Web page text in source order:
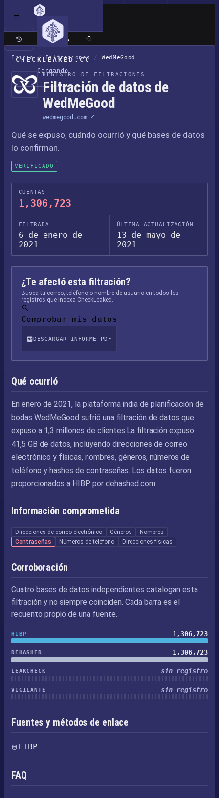
CHECKLEAKED.CC
Cargando
Sitio clásico
Inicio / Filtraciones / WedMeGood
REGISTRO DE FILTRACIONES
Filtración de datos de
WedMeGood
wedmegood.com
Qué se expuso, cuándo ocurrió y qué bases de datos
lo confirman.
VERIFICADO
CUENTAS
1,306,723
FILTRADA
6 de enero de
2021
ÚLTIMA ACTUALIZACIÓN
13 de mayo de
2021
¿Te afectó esta filtración?
Busca tu correo, teléfono o nombre de usuario en todos los
registros que indexa CheckLeaked.
Comprobar mis datos
DESCARGAR INFORME PDF
Qué ocurrió
En enero de 2021, la plataforma india de planificación de
bodas WedMeGood sufrió una filtración de datos que
expuso a 1,3 millones de clientes.La filtración expuso
41,5 GB de datos, incluyendo direcciones de correo
electrónico y físicas, nombres, géneros, números de
teléfono y hashes de contraseñas. Los datos fueron
proporcionados a HIBP por dehashed.com.
Información comprometida
Direcciones de correo electrónico Géneros
Nombres
Contraseñas
Números de teléfono Direcciones físicas
Corroboración
Cuatro bases de datos independientes catalogan esta
filtración y no siempre coinciden. Cada barra es el
recuento propio de una fuente.
HIBP 1,306,723
DEHASHED 1,306,723
LEAKCHECK sin registro
VIGILANTE sin registro
Fuentes y métodos de enlace
HIBP
FAQ